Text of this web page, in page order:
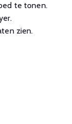
te tonen.
zien.